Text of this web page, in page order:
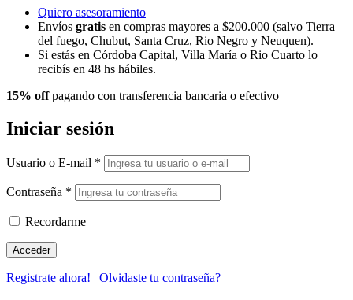
Quiero asesoramiento
Envíos gratis en compras mayores a $200.000 (salvo Tierra
del fuego, Chubut, Santa Cruz, Rio Negro y Neuquen).
Si estás en Córdoba Capital, Villa María o Rio Cuarto lo
recibís en 48 hs hábiles.
15% offpagando con transferencia bancaria o efectivo
Iniciar sesión
Usuario o E-mail *
Contraseña *
Recordarme
Registrate ahora! | Olvidaste tu contraseña?